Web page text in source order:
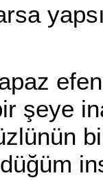
efendi
şeye